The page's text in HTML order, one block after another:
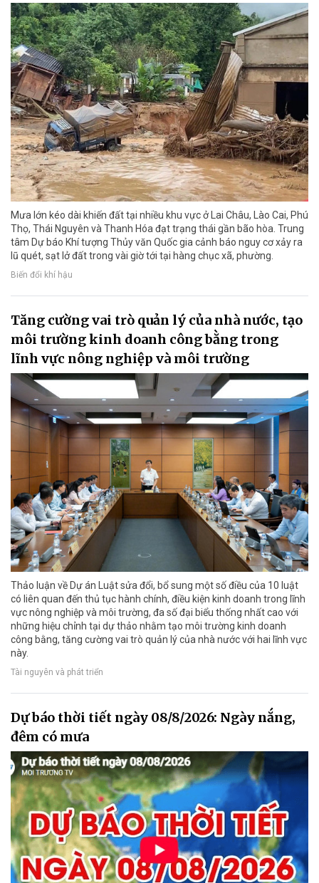
Mưa lớn kéo dài khiến đất tại nhiều khu vực ở Lai Châu, Lào Cai, Phú
Thọ, Thái Nguyên và Thanh Hóa đạt trạng thái gần bão hòa. Trung
tâm Dự báo Khí tượng Thủy văn Quốc gia cảnh báo nguy cơ xảy ra
lũ quét, sạt lở đất trong vài giờ tới tại hàng chục xã, phường.
Biến đổi khí hậu
Tăng cường vai trò quản lý của nhà nước, tạo
môi trường kinh doanh công bằng trong
lĩnh vực nông nghiệp và môi trường
Thảo luận về Dự án Luật sửa đổi, bổ sung một số điều của 10 luật
có liên quan đến thủ tục hành chính, điều kiện kinh doanh trong lĩnh
vực nông nghiệp và môi trường, đa số đại biểu thống nhất cao với
những hiệu chỉnh tại dự thảo nhằm tạo môi trường kinh doanh
công bằng, tăng cường vai trò quản lý của nhà nước với hai lĩnh vực
này.
Tài nguyên và phát triển
Dự báo thời tiết ngày 08/8/2026: Ngày nắng,
đêm có mưa